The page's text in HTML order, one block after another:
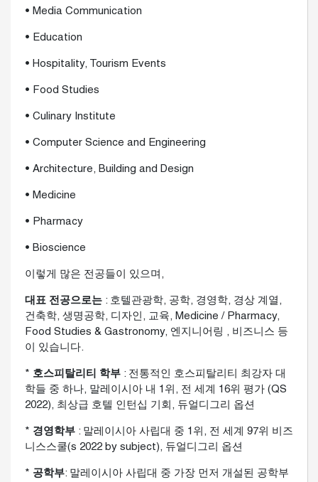
• Media Communication
• Education
• Hospitality, Tourism Events
• Food Studies
• Culinary Institute
• Computer Science and Engineering
• Architecture, Building and Design
• Medicine
• Pharmacy
• Bioscience
이렇게 많은 전공들이 있으며,
대표 전공으로는 : 호텔관광학, 공학, 경영학, 경상 계열,
건축학, 생명공학, 디자인, 교육, Medicine / Pharmacy,
Food Studies & Gastronomy, 엔지니어링 , 비즈니스 등
이 있습니다.
* 호스피탈리티 학부 : 전통적인 호스피탈리티 최강자 대
학들 중 하나, 말레이시아 내 1위, 전 세계 16위 평가 (QS
2022), 최상급 호텔 인턴십 기회, 듀얼디그리 옵션
* 경영학부 : 말레이시아 사립대 중 1위, 전 세계 97위 비즈
니스스쿨(s 2022 by subject), 듀얼디그리 옵션
* 공학부: 말레이시아 사립대 중 가장 먼저 개설된 공학부